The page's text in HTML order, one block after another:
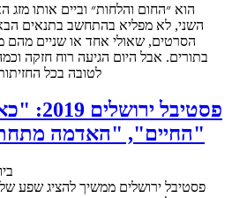
הוא ״החום והלחות״ וביים אותו מזג
השני, לא מפליא בהתחשב בתנאים
הסרטים, שאולי אחד או שניים מהם
בתורים. אבל היום הגיעה רוח חזקה
לטובה בכל
פסטיבל
החיים", "האדמה מתחת לרגלייך", "ריי וליז"
29